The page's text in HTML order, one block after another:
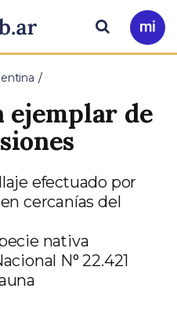
Ir
a
Buscar
ejemplar de
efectuado por
cercanías del
nativa
N° 22.421